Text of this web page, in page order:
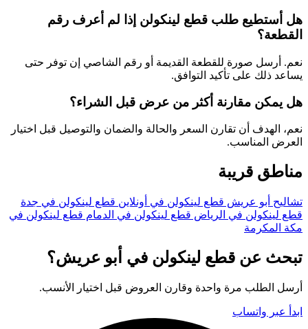
هل أستطيع طلب قطع لينكولن إذا لم أعرف رقم
القطعة؟
نعم. أرسل صورة للقطعة القديمة أو رقم الشاصي إن توفر حتى
يساعد ذلك على تأكيد التوافق.
هل يمكن مقارنة أكثر من عرض قبل الشراء؟
نعم، الهدف أن تقارن السعر والحالة والضمان والتوصيل قبل اختيار
العرض المناسب.
مناطق قريبة
تشاليح أبو عريش قطع لينكولن في أونلاين قطع لينكولن في جدة
قطع لينكولن في الرياض قطع لينكولن في الدمام قطع لينكولن في
مكة المكرمة
تبحث عن قطع لينكولن في أبو عريش؟
أرسل الطلب مرة واحدة وقارن العروض قبل اختيار الأنسب.
ابدأ عبر واتساب